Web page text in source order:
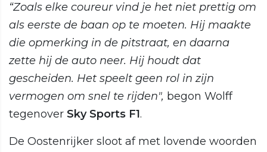
“Zoals elke coureur vind je het niet prettig om
als eerste de baan op te moeten. Hij maakte
die opmerking in de pitstraat, en daarna
zette hij de auto neer. Hij houdt dat
gescheiden. Het speelt geen rol in zijn
vermogen om snel te rijden", begon Wolff
tegenover Sky Sports F1.
De Oostenrijker sloot af met lovende woorden